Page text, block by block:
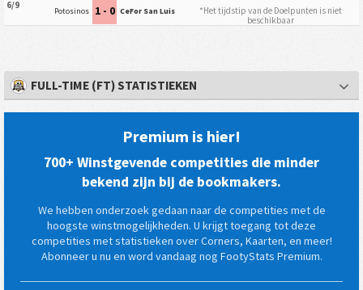
6/9
Potosinos 1 - 0 CeFor San Luis
*Het tijdstip van de Doelpunten is niet
beschikbaar
FULL-TIME (FT) STATISTIEKEN
Premium is hier!
700+ Winstgevende competities die minder
bekend zijn bij de bookmakers.
We hebben onderzoek gedaan naar de competities met de
hoogste winstmogelijkheden. U krijgt toegang tot deze
competities met statistieken over Corners, Kaarten, en meer!
Abonneer u nu en word vandaag nog FootyStats Premium.